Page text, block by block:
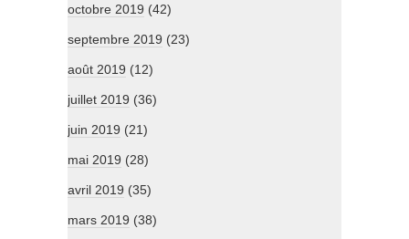
octobre 2019 (42)
septembre 2019 (23)
août 2019 (12)
juillet 2019 (36)
juin 2019 (21)
mai 2019 (28)
avril 2019 (35)
mars 2019 (38)